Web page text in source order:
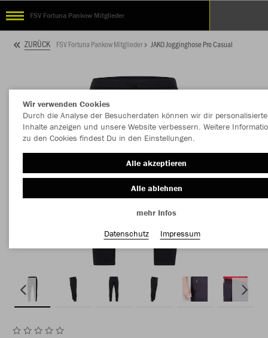
FSV Fortuna Pankow Mitglieder
ZURÜCK FSV Fortuna Pankow Mitglieder JAKO Jogginghose Pro Casual
Wir verwenden Cookies
Durch die Analyse der Besucherdaten können wir dir personalisierte
Inhalte anzeigen und unsere Website verbessern. Weitere
zu den Cookies findest Du in den Einstellungen.
Alle akzeptieren
Alle ablehnen
mehr Infos
Datenschutz
Impressum